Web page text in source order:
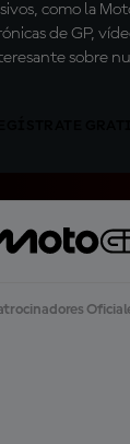
como la
de GP,
sobre